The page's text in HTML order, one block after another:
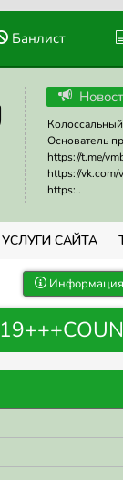
Банлист
Основатель
https://t.me/
https://vk.com/
https:..
УСЛУГИ САЙТА